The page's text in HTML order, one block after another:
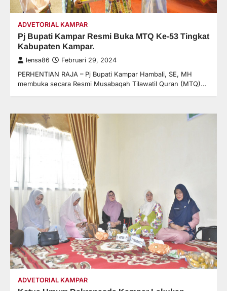
ADVETORIAL KAMPAR
Pj Bupati Kampar Resmi Buka MTQ Ke-53 Tingkat
Kabupaten Kampar.
lensa86 Februari 29, 2024
PERHENTIAN RAJA – Pj Bupati Kampar Hambali, SE, MH
membuka secara Resmi Musabaqah Tilawatil Quran (MTQ)…
ADVETORIAL KAMPAR